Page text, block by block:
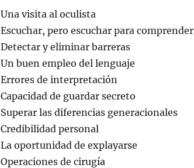
Una visita al oculista
Escuchar, pero escuchar para comprender
Detectar y eliminar barreras
Un buen empleo del lenguaje
Errores de interpretación
Capacidad de guardar secreto
Superar las diferencias generacionales
Credibilidad personal
La oportunidad de explayarse
Operaciones de cirugía